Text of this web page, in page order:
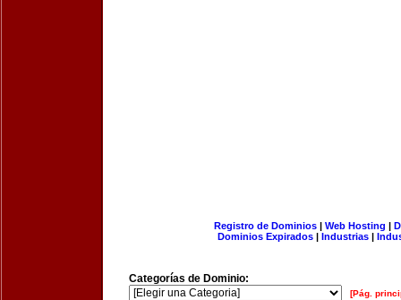
Registro de Dominios| Web Hosting |
Dominios Expirados | Industrias |
Categorías de Dominio:
[Pág.